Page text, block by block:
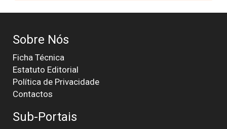
Sobre Nós
Ficha Técnica
Estatuto Editorial
Política de Privacidade
Contactos
Sub-Portais